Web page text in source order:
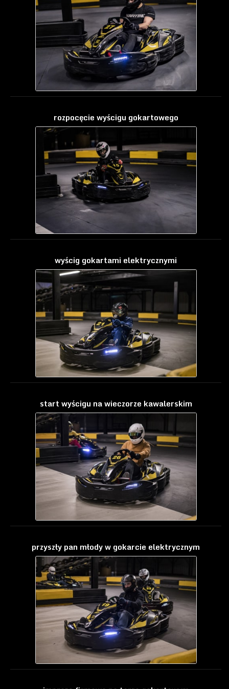
rozpocęcie wyścigu gokartowego
wyścig gokartami elektrycznymi
start wyścigu na wieczorze kawalerskim
przyszły pan młody w gokarcie elektrycznym